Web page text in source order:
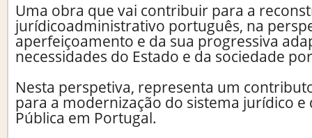
Uma obra que vai contribuir para a
jurídicoadministrativo português, na
aperfeiçoamento e da sua progressiva
necessidades do Estado e da sociedade
Nesta perspetiva, representa um
para a modernização do sistema jurídico e
Pública em Portugal.